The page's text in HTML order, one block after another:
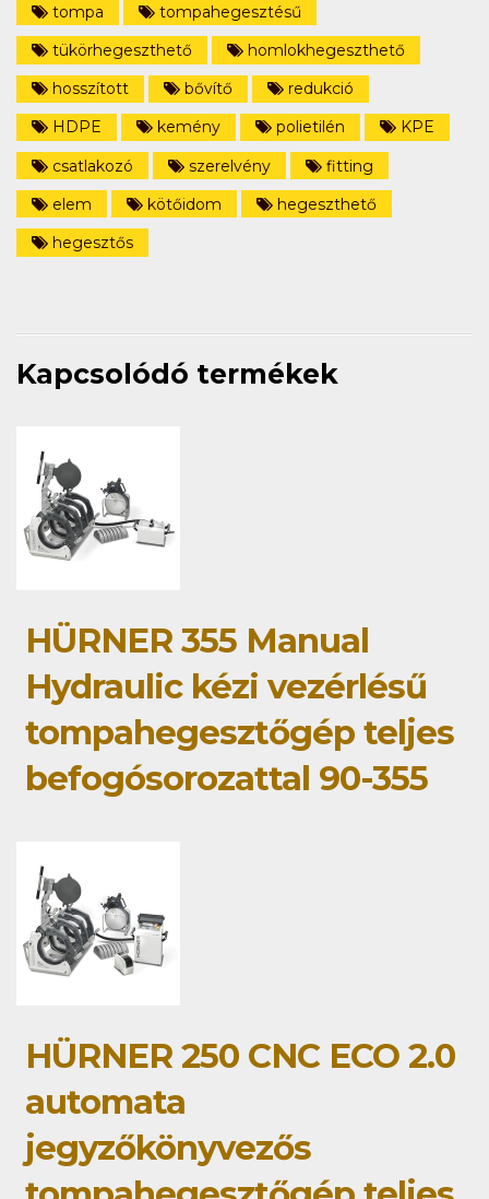
tompa
tompahegesztésű
tükörhegeszthető
homlokhegeszthető
hosszított
bővítő
redukció
HDPE
kemény polietilén
KPE
csatlakozó
szerelvény
fitting
elem
kötőidom
hegeszthető
hegesztős
Kapcsolódó termékek
HÜRNER 355 Manual
Hydraulic kézi vezérlésű
tompahegesztőgép teljes
befogósorozattal 90-355
HÜRNER 250 CNC ECO 2.0
automata
jegyzőkönyvezős